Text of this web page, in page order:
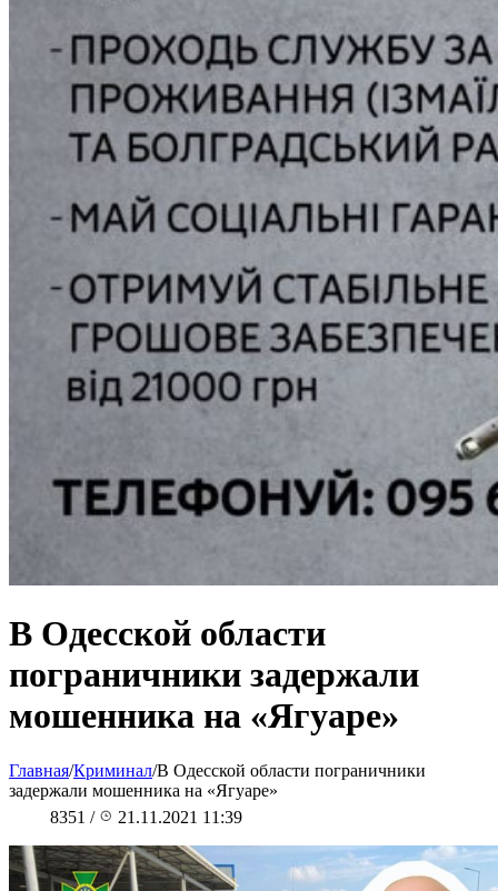
В Одесской области
пограничники задержали
мошенника на «Ягуаре»
Главная/Криминал/В Одесской области пограничники
задержали мошенника на «Ягуаре»
8351 / 21.11.2021 11:39